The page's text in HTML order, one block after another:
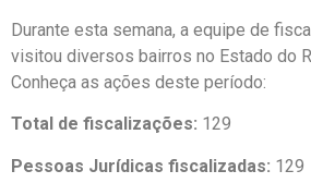
Durante esta semana, a equipe de
visitou diversos bairros no Estado do
Conheça as ações deste período:
Total de fiscalizações: 129
Pessoas Jurídicas fiscalizadas: 129